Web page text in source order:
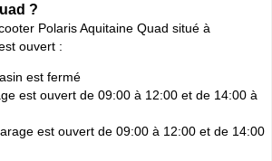
?
Polaris Aquitaine Quad situé à
ouvert :
est fermé
est ouvert de 09:00 à 12:00 et de 14:00 à
est ouvert de 09:00 à 12:00 et de 14:00